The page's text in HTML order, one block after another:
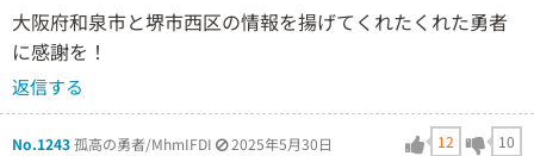
大阪府和泉市と堺市西区の情報を揚げてくれたくれた勇者
に感謝を！
返信する
No.1243孤高の勇者/MhmIFDI 2025年5月30日 12 10